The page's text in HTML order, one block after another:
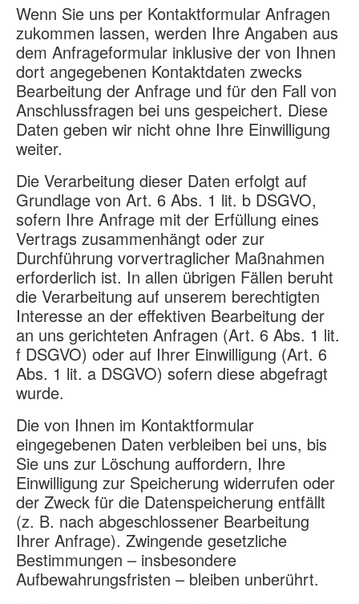
Wenn Sie uns per Kontaktformular Anfragen
zukommen lassen, werden Ihre Angaben aus
dem Anfrageformular inklusive der von Ihnen
dort angegebenen Kontaktdaten zwecks
Bearbeitung der Anfrage und für den Fall von
Anschlussfragen bei uns gespeichert. Diese
Daten geben wir nicht ohne Ihre Einwilligung
weiter.
Die Verarbeitung dieser Daten erfolgt auf
Grundlage von Art. 6 Abs. 1 lit. b DSGVO,
sofern Ihre Anfrage mit der Erfüllung eines
Vertrags zusammenhängt oder zur
Durchführung vorvertraglicher Maßnahmen
erforderlich ist. In allen übrigen Fällen beruht
die Verarbeitung auf unserem berechtigten
Interesse an der effektiven Bearbeitung der
an uns gerichteten Anfragen (Art. 6 Abs. 1 lit.
f DSGVO) oder auf Ihrer Einwilligung (Art. 6
Abs. 1 lit. a DSGVO) sofern diese abgefragt
wurde.
Die von Ihnen im Kontaktformular
eingegebenen Daten verbleiben bei uns, bis
Sie uns zur Löschung auffordern, Ihre
Einwilligung zur Speicherung widerrufen oder
der Zweck für die Datenspeicherung entfällt
(z. B. nach abgeschlossener Bearbeitung
Ihrer Anfrage). Zwingende gesetzliche
Bestimmungen – insbesondere
Aufbewahrungsfristen – bleiben unberührt.